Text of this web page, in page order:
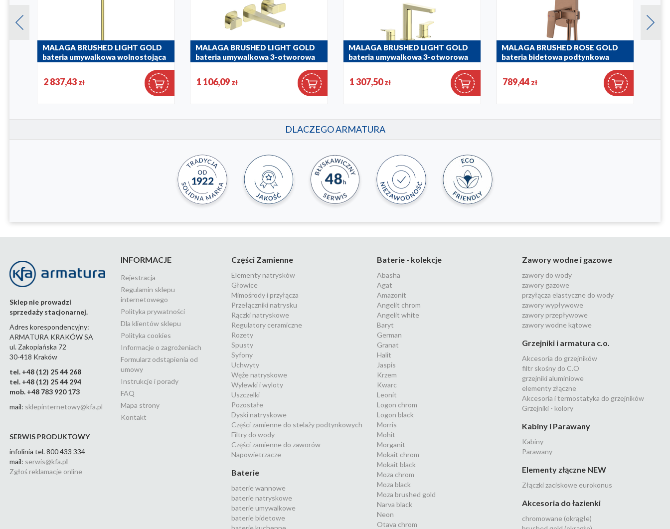
MALAGA BRUSHED LIGHT GOLD
bateria umywalkowa wolnostojąca
2 837,43 zł
MALAGA BRUSHED LIGHT GOLD
bateria umywalkowa 3-otworowa
4529-821-31
1 106,09 zł
MALAGA BRUSHED LIGHT GOLD
bateria umywalkowa 3-otworowa
4522-221-31
1 307,50zł
MALAGA BRUSHED ROSE GOLD
bateria bidetowa podtynkowa
789,44 zł
DLACZEGO ARMATURA
Sklep nie prowadzi
sprzedaży stacjonarnej.
Adres korespondencyjny:
ARMATURA KRAKÓW SA
ul. Zakopiańska 72
30-418 Kraków
tel. +48 (12) 25 44 268
tel. +48 (12) 25 44 294
mob. +48 783 920 173
mail: sklepinternetowy@kfa.pl
SERWIS PRODUKTOWY
infolinia tel. 800 433 334
mail: serwis@kfa.pl
Zgłoś reklamacje online
INFORMACJE
Rejestracja
Regulamin sklepu
internetowego
Polityka prywatności
Dla klientów sklepu
Polityka cookies
Informacje o zagrożeniach
Formularz odstąpienia od
umowy
Instrukcje i porady
FAQ
Mapa strony
Kontakt
Części Zamienne
Elementy natrysków
Głowice
Mimośrody i przyłącza
Przełączniki natrysku
Rączki natryskowe
Regulatory ceramiczne
Rozety
Spusty
Syfony
Uchwyty
Węże natryskowe
Wylewki i wyloty
Uszczelki
Pozostałe
Dyski natryskowe
Części zamienne do stelaży podtynkowych
Filtry do wody
Części zamienne do zaworów
Napowietrzacze
Baterie
baterie wannowe
baterie natryskowe
baterie umywalkowe
baterie bidetowe
Baterie - kolekcje
Abasha
Agat
Amazonit
Angelit chrom
Angelit white
Baryt
German
Granat
Halit
Jaspis
Krzem
Kwarc
Leonit
Logon chrom
Logon black
Morris
Mohit
Morganit
Mokait chrom
Mokait black
Moza chrom
Moza black
Moza brushed gold
Narva black
Neon
Otava chrom
Zawory wodne i gazowe
zawory do wody
zawory gazowe
przyłącza elastyczne do wody
zawory wypływowe
zawory przepływowe
zawory wodne kątowe
Grzejniki i armatura c.o.
Akcesoria do grzejników
filtr skośny do C.O
grzejniki aluminiowe
elementy złączne
Akcesoria i termostatyka do grzejników
Grzejniki - kolory
Kabiny i Parawany
Kabiny
Parawany
Elementy złączne NEW
Złączki zaciskowe eurokonus
Akcesoria do łazienki
chromowane (okrągłe)